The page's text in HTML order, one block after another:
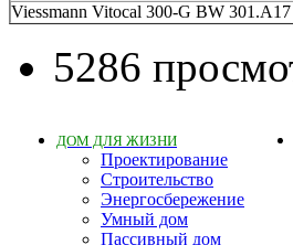
Viessmann Vitocal 300-G BW
5286
ДОМ ДЛЯ ЖИЗНИ
Проектирование
Строительство
Энергосбережение
Умный дом
Пассивный дом